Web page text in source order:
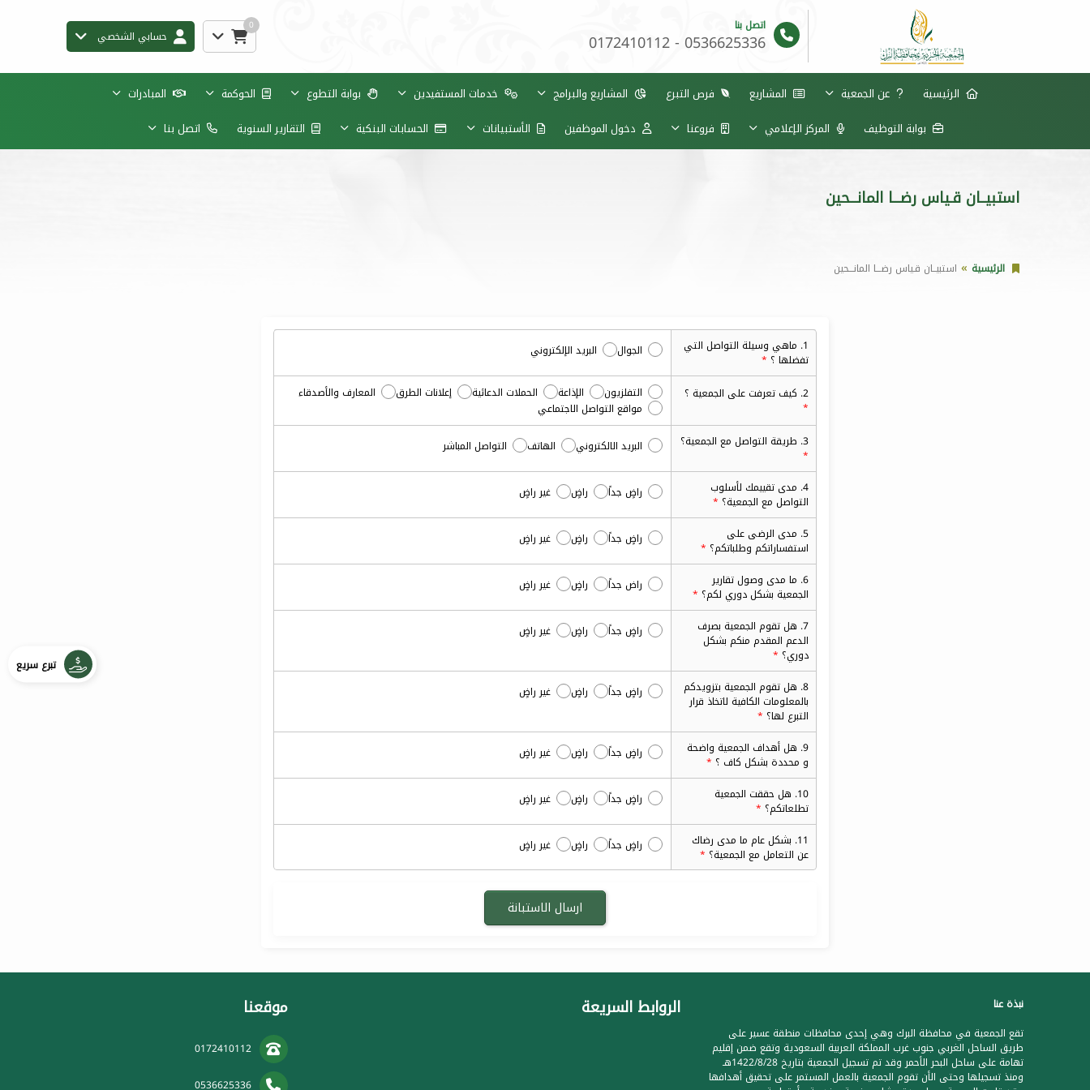
اتصل بنا
0172410112 - 0536625336
0
حسابي الشخصي
الرئيسية عن الجمعية المشاريع فرص التبرع المشاريع والبرامج خدمات المستفيدين بوابة التطوع الحوكمة
المبادرات
بوابة التوظيف
المركز الإعلامي فروعنا دخول الموظفين الأستبيانات الحسابات البنكية التقارير السنوية اتصل بنا
استبيــان قـياس رضـــا المانـــحين
الرئيسية استبيــان قـياس رضـــا المانـــحين
1. ماهي وسيلة التواصل التي
تفضلها ؟
الجوال البريد الإلكتروني
2. كيف تعرفت على الجمعية ؟ التفلزيون الإذاعة الحملات الدعائية إعلانات الطرق
المعارف والأصدقاء
مواقع التواصل الاجتماعي
3. طريقة التواصل مع الجمعية؟
البريد الالكتروني الهاتف التواصل المباشر
4. مدى تقييمك لأسلوب
التواصل مع الجمعية؟
راضٍ جداً راضٍ غير راضٍ
5. مدى الرضى على
استفساراتكم وطلباتكم؟
راضٍ جداً راضٍ غير راضٍ
6. ما مدى وصول تقارير
الجمعية بشكل دوري لكم؟
راض جداً راضٍ غير راضٍ
7. هل تقوم الجمعية بصرف
الدعم المقدم منكم بشكل
دوري؟
راضٍ جداً راضٍ غير راضٍ
8. هل تقوم الجمعية بتزويدكم
بالمعلومات الكافية لاتخاذ قرار
التبرع لها؟
راضٍ جداً راضٍ غير راضٍ
9. هل أهداف الجمعية واضحة
و محددة بشكل كاف ؟
راضٍ جداً راضٍ غير راضٍ
10. هل حققت الجمعية
تطلعاتكم؟
راضٍ جداً راضٍ غير راضٍ
11. بشكل عام ما مدى رضاك
عن التعامل مع الجمعية؟
راضٍ جداً راضٍ غير راضٍ
نبذة عنا
تقع الجمعية في محافظة البرك وهي إحدى محافظات منطقة عسير على
طريق الساحل الغربي جنوب غرب المملكة العربية السعودية وتقع ضمن إقليم
تهامة على ساحل البحر الأحمر وقد تم تسجيل الجمعية بتاريخ 1422/8/28هـ
ومنذ تسجيلها وحتى الأن تقوم الجمعية بالعمل المستمر على تحقيق أهدافها
الروابط السريعة موقعنا
0172410112
0536625336
تبرع سريع